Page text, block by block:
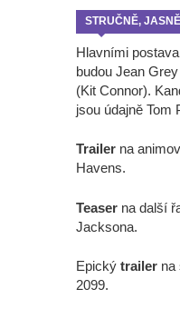
STRUČNĚ, JASNĚ
Hlavními
budou Jean
(Kit Connor).
jsou údajně Tom
Trailer na
Havens.
Teaser na další
Jacksona.
Epický trailer na
2099.